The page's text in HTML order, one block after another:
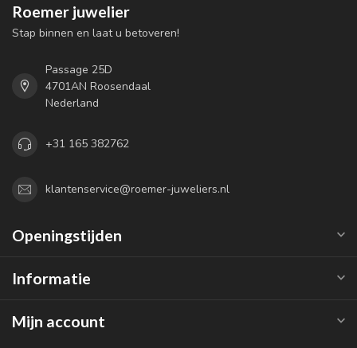
Roemer juwelier
Stap binnen en laat u betoveren!
Passage 25D
4701AN Roosendaal
Nederland
+31 165 382762
klantenservice@roemer-juweliers.nl
Openingstijden
Informatie
Mijn account